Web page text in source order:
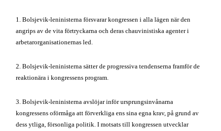
1. Bolsjevik-leninisterna försvarar kongressen i alla lägen när den
angrips av de vita förtryckarna och deras chauvinistiska agenter i
arbetarorganisationernas led.
2. Bolsjevik-leninisterna sätter de progressiva tendenserna framför de
reaktionära i kongressens program.
3. Bolsjevik-leninisterna avslöjar inför ursprungsinvånarna
kongressens oförmåga att förverkliga ens sina egna krav, på grund av
dess ytliga, försonliga politik. I motsats till kongressen utvecklar